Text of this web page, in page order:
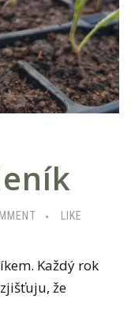
LIKE
Každý rok
že